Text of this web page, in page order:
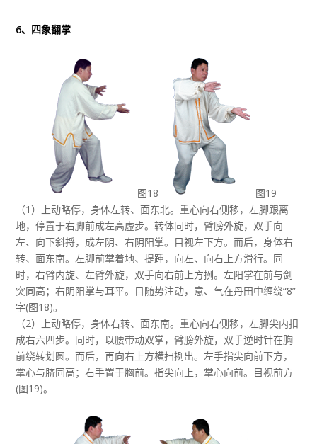
6、四象翻掌
图18
图19
（1）上动略停，身体左转、面东北。重心向右侧移，左脚跟离
地，停置于右脚前成左高虚步。转体同时，臂膀外旋，双手向
左、向下斜捋，成左阴、右阴阳掌。目视左下方。而后，身体右
转、面东南。左脚前掌着地、提踵，向左、向右上方滑行。同
时，右臂内旋、左臂外旋，双手向右前上方挒。左阳掌在前与剑
突同高；右阴阳掌与耳平。目随势注动，意、气在丹田中缠绕“8”
字(图18)。
（2）上动略停，身体右转、面东南。重心向右侧移，左脚尖内扣
成右六四步。同时，以腰带动双掌，臂膀外旋，双手逆时针在胸
前绕转划圆。而后，再向右上方横扫挒出。左手指尖向前下方，
掌心与脐同高；右手置于胸前。指尖向上，掌心向前。目视前方
(图19)。